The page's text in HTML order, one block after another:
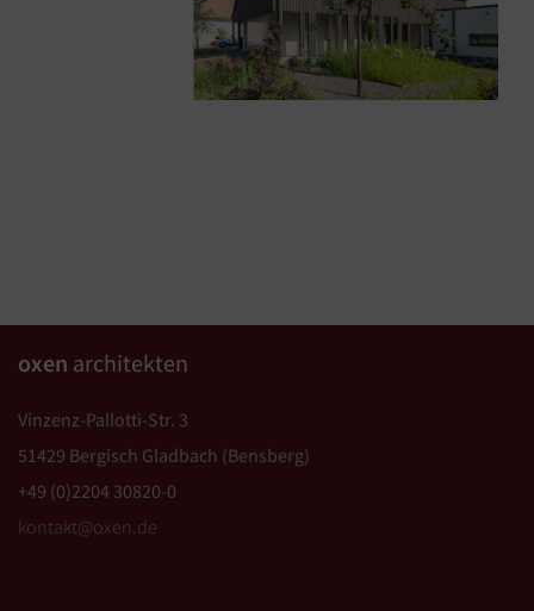
oxen architekten
Vinzenz-Pallotti-Str. 3
51429 Bergisch Gladbach (Bensberg)
+49 (0)2204 30820-0
kontakt@oxen.de